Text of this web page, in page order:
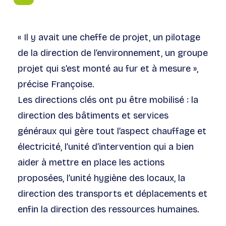
« Il y avait une cheffe de projet, un pilotage
de la direction de l’environnement, un groupe
projet qui s’est monté au fur et à mesure »,
précise Françoise.
Les directions clés ont pu être mobilisé : la
direction des bâtiments et services
généraux qui gère tout l’aspect chauffage et
électricité, l’unité d’intervention qui a bien
aider à mettre en place les actions
proposées, l’unité hygiène des locaux, la
direction des transports et déplacements et
enfin la direction des ressources humaines.